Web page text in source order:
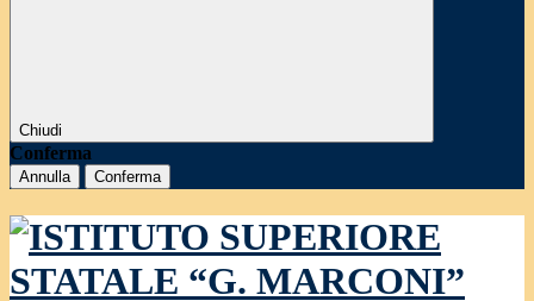
Chiudi
Conferma
Annulla Conferma